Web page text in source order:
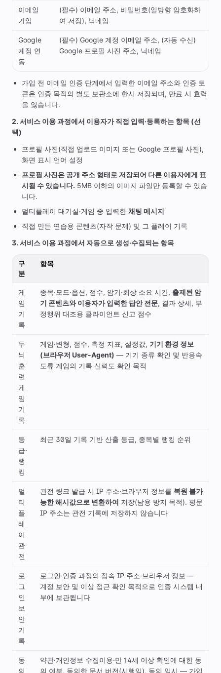
이메일
가입
(필수) 이메일 주소, 비밀번호(일방향 암호화하
여 저장), 닉네임
Google
계정 연
동
(필수) Google 계정 이메일 주소, (자동 수신)
Google 프로필 사진 주소, 닉네임
가입 전 이메일 인증 단계에서 입력한 이메일 주소와 인증 토
큰은 인증 목적의 별도 보관소에 한시 저장되며, 만료 시 효력
을 잃습니다.
2. 서비스 이용 과정에서 이용자가 직접 입력·등록하는 항목 (선
택)
프로필 사진(직접 업로드 이미지 또는 Google 프로필 사진),
화면 표시 언어 설정
프로필 사진은 공개 주소 형태로 저장되어 다른 이용자에게 표
시될 수 있습니다. 5MB 이하의 이미지 파일만 등록할 수 있습
니다.
멀티플레이 대기실·게임 중 입력한 채팅 메시지
직접 만든 연습용 콘텐츠(자작 문제) 및 그 플레이 기록
3. 서비스 이용 과정에서 자동으로 생성·수집되는 항목
구
분
항목
게
임
기
록
종목·모드·옵션, 점수, 암기·회상 소요 시간, 출제된 암
기 콘텐츠와 이용자가 입력한 답안 전문, 결과 상세, 부
정행위 대조용 클라이언트 신고 점수
두
뇌
훈
련
게
임
기
록
게임·변형, 점수, 측정 지표, 설정값, 기기 환경 정보
(브라우저 User-Agent) — 기기 종류 확인 및 반응속
도류 게임의 기록 신뢰도 확인 목적
등
급·
랭
킹
최근 30일 기록 기반 산출 등급, 종목별 랭킹 순위
멀
티
플
레
이
관
전
관전 링크 발급 시 IP 주소·브라우저 정보를 복원 불가
능한 해시값으로 변환하여 저장(남용 방지 목적). 평문
IP 주소는 관전 기록에 저장하지 않습니다
로
그
인
보
안
기
록
로그인·인증 과정의 접속 IP 주소·브라우저 정보 —
계정 보안 및 이상 접근 확인 목적으로 인증 시스템 내
부에 보관됩니다
동
의
약관·개인정보 수집이용·만 14세 이상 확인에 대한 동
의 여부, 동의한 문서 버전(시행일), 동의 일시 — 가입